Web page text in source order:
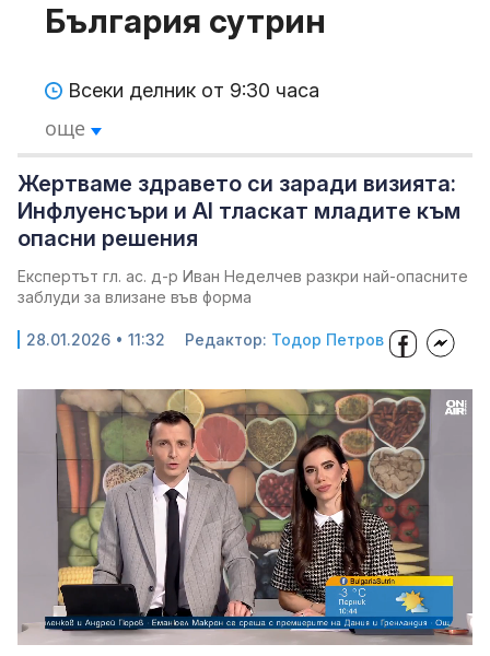
България сутрин
Всеки делник от 9:30 часа
още
Жертваме здравето си заради визията:
Инфлуенсъри и AI тласкат младите към
опасни решения
Експертът гл. ас. д-р Иван Неделчев разкри най-опасните
заблуди за влизане във форма
28.01.2026 • 11:32 Редактор: Тодор Петров
Unmute Loaded: